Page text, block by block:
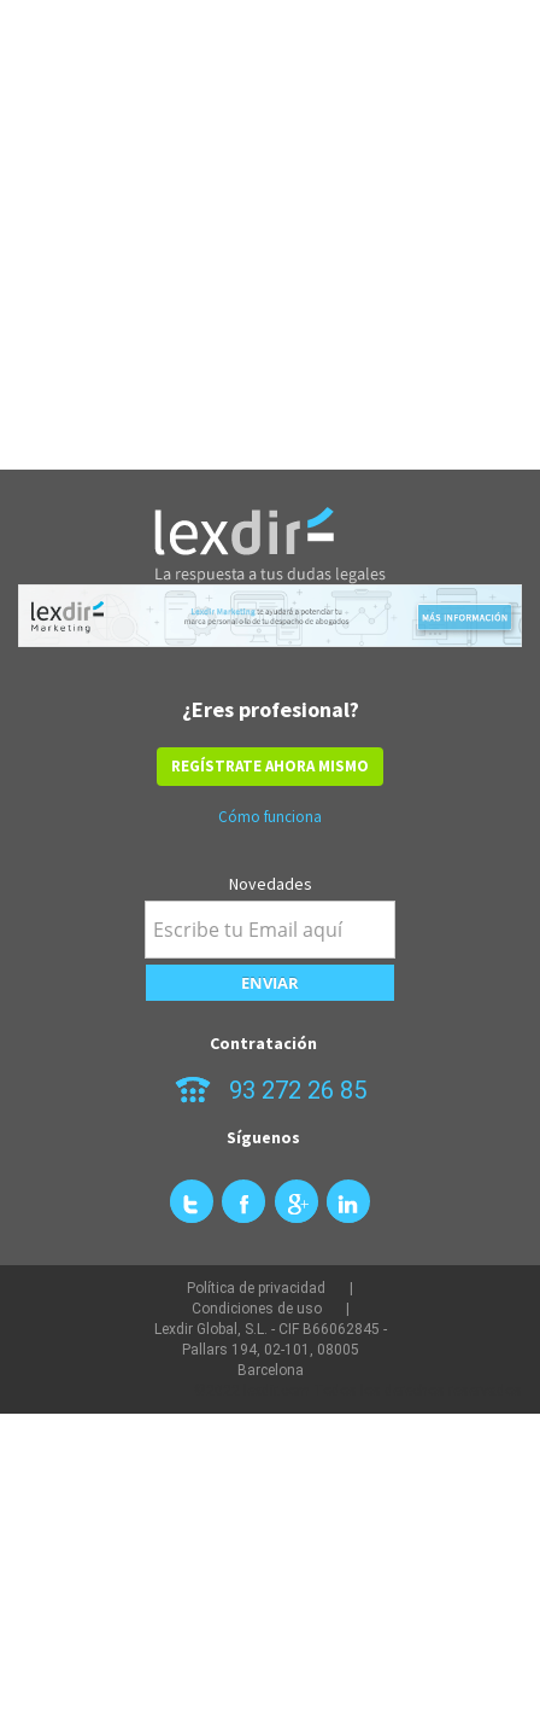
¿Eres profesional?
REGÍSTRATE AHORA MISMO
Cómo funciona
Novedades
Contratación
93 272 26 85
Síguenos
Política de privacidad
Condiciones de uso
Lexdir Global, S.L. - CIF B66062845 -
Pallars 194, 02-101, 08005
Barcelona